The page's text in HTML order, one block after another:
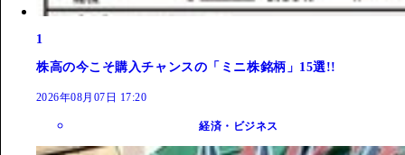
1
株高の今こそ購入チャンスの「ミニ株銘柄」15選!!
2026年08月07日 17:20
経済・ビジネス